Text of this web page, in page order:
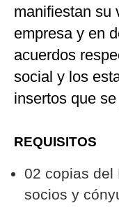
manifiestan su
empresa y en
acuerdos
social y los
insertos que
REQUISITOS
02 copias del
socios y